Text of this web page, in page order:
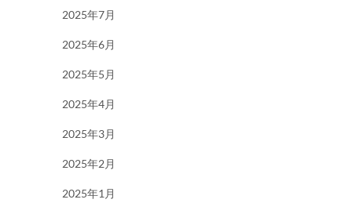
2025年7月
2025年6月
2025年5月
2025年4月
2025年3月
2025年2月
2025年1月